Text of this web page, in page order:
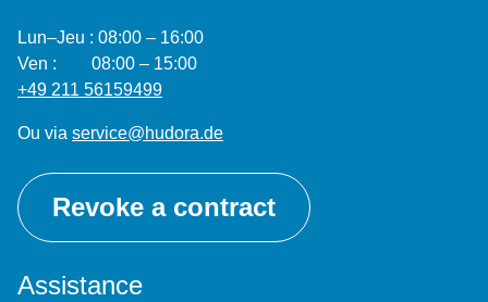
Lun–Jeu : 08:00 – 16:00
Ven : 08:00 – 15:00
+49 211 56159499
Ou via service@hudora.de
Revoke a contract
Assistance